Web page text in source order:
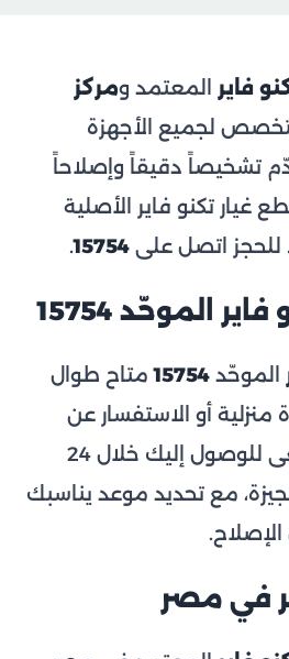
فاير المعتمد ومركز
لجميع الأجهزة
تشخيصاً دقيقاً وإصلاحاً
غيار تكنو فاير الأصلية
اتصل على 15754
.
الموحّد 15754
الموحّد 15754متاح طوال
منزلية أو الاستفسار عن
أعطال تكنو فاير. نسعى للوصول إليك خلال 24
مع تحديد موعد يناسبك
في مصر